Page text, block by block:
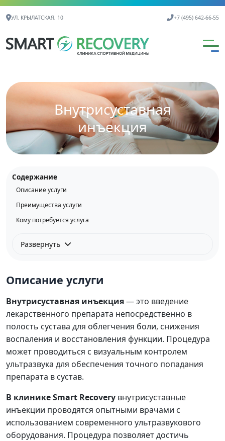
Контактная информация
УЛ. КРЫЛАТСКАЯ, 10 +7 (495) 642-66-55
Внутрисуставная
инъекция
Содержание
Описание услуги
Преимущества услуги
Кому потребуется услуга
Развернуть
Описание услуги
Внутрисуставная инъекция— это введение
лекарственного препарата непосредственно в
полость сустава для облегчения боли, снижения
воспаления и восстановления функции. Процедура
может проводиться с визуальным контролем
ультразвука для обеспечения точного попадания
препарата в сустав.
В клинике Smart Recovery внутрисуставные
инъекции проводятся опытными врачами с
использованием современного ультразвукового
оборудования. Процедура позволяет достичь